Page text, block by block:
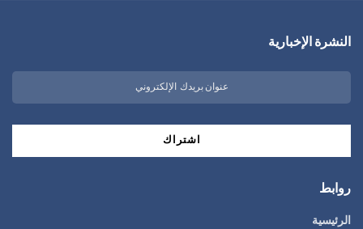
النشرة الإخبارية
روابط
الرئيسية